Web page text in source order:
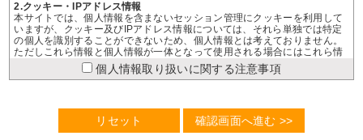
2.クッキー・IPアドレス情報
本サイトでは、個人情報を含まないセッション管理にクッキーを利用して
いますが、クッキー及びIPアドレス情報については、それら単独では特定
の個人を識別することができないため、個人情報とは考えておりません。
ただしこれら情報と個人情報が一体となって使用される場合にはこれら情
報も個人情報とみなします。本サイトの運営するメディアにおいては、た
とえ特定の個人を識別することができなくとも、クッキー及びIPアドレス
「クッキーを拒否」にしていると、本サービスは利用できません。
3.個人情報利用目的の特定
個人情報取り扱いに関する注意事項